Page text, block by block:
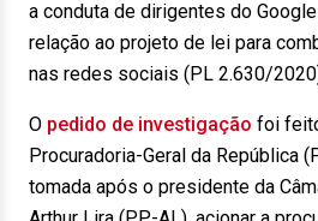
a conduta de dirigentes do
relação ao projeto de lei para
nas redes sociais (PL 2.630/
O pedido de investigação foi
Procuradoria-Geral da República
tomada após o presidente da